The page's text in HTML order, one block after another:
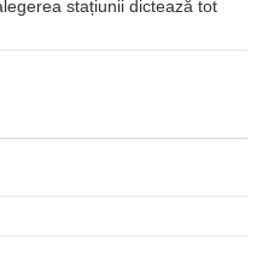
stațiunii dictează tot